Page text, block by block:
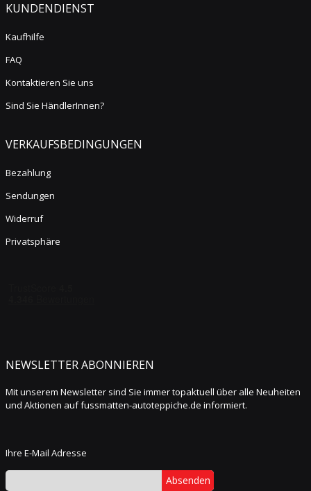
KUNDENDIENST
Kaufhilfe
FAQ
Kontaktieren Sie uns
Sind Sie HändlerInnen?
VERKAUFSBEDINGUNGEN
Bezahlung
Sendungen
Widerruf
Privatsphäre
NEWSLETTER ABONNIEREN
Mit unserem Newsletter sind Sie immer topaktuell über alle Neuheiten
und Aktionen auf fussmatten-autoteppiche.de informiert.
Ihre E-Mail Adresse
Absenden